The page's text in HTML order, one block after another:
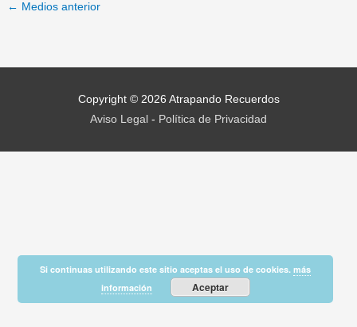
← Medios anterior
Copyright © 2026 Atrapando Recuerdos
Aviso Legal - Política de Privacidad
Si continuas utilizando este sitio aceptas el uso de cookies.más
información
Aceptar